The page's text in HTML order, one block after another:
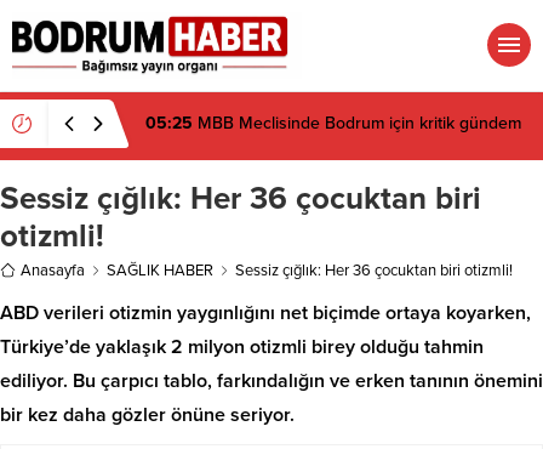
05:25 MBB Meclisinde Bodrum için kritik gündem
Sessiz çığlık: Her 36 çocuktan biri
otizmli!
Anasayfa SAĞLIK HABER Sessiz çığlık: Her 36 çocuktan biri otizmli!
ABD verileri otizmin yaygınlığını net biçimde ortaya koyarken,
Türkiye’de yaklaşık 2 milyon otizmli birey olduğu tahmin
ediliyor. Bu çarpıcı tablo, farkındalığın ve erken tanının önemini
bir kez daha gözler önüne seriyor.